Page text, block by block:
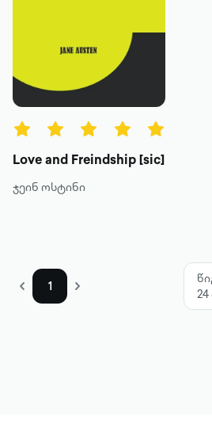
Love and Freindship [sic]
ჯეინ ოსტინი
1